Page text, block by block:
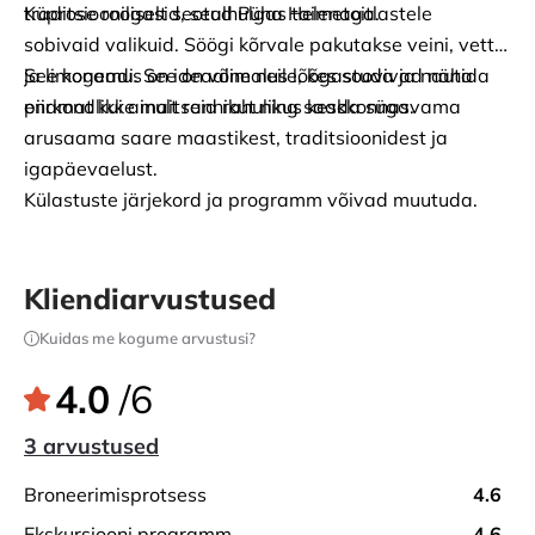
traditsiooniliselt seotud Püha Helenaga.
Küprose roogasid, sealhulgas taimetoitlastele
sobivaid valikuid. Söögi kõrvale pakutakse veini, vett
ja limonaadi. See on võimalus lõõgastuda ja nautida
piirkondlikke maitseid rahulikus keskkonnas.
See kogemus on ideaalne neile, kes soovivad näha
enamat kui ainult rannikut ning saada sügavama
arusaama saare maastikest, traditsioonidest ja
igapäevaelust.
Külastuste järjekord ja programm võivad muutuda.
Kliendiarvustused
Kuidas me kogume arvustusi?
4.0 /6
3 arvustused
broneerimisprotsess
4.6